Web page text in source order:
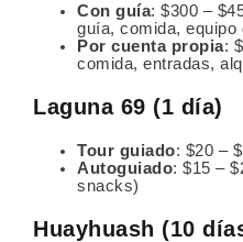
Con guía: $300 –
guía, comida, equipo
Por cuenta propia:
comida, entradas,
Laguna 69 (1 día)
Tour guiado: $20 –
Autoguiado: $15 –
snacks)
Huayhuash (10